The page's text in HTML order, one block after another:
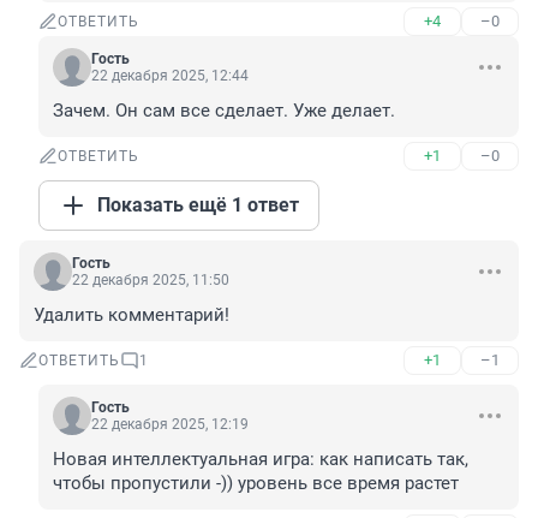
ОТВЕТИТЬ +4 –0
Гость
22 декабря 2025, 12:44
Зачем. Он сам все сделает. Уже делает.
ОТВЕТИТЬ +1 –0
Показать ещё 1 ответ
Гость
22 декабря 2025, 11:50
Удалить комментарий!
ОТВЕТИТЬ 1 +1 –1
Гость
22 декабря 2025, 12:19
Новая интеллектуальная игра: как написать так,
чтобы пропустили -)) уровень все время растет